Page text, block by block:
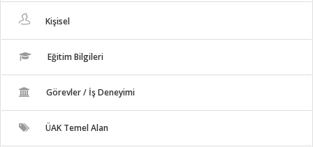
Kişisel
Eğitim Bilgileri
Görevler / İş Deneyimi
ÜAK Temel Alan